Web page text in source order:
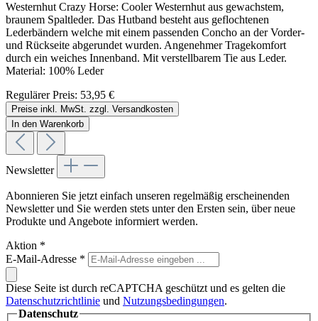
Westernhut Crazy Horse: Cooler Westernhut aus gewachstem,
braunem Spaltleder. Das Hutband besteht aus geflochtenen
Lederbändern welche mit einem passenden Concho an der Vorder-
und Rückseite abgerundet wurden. Angenehmer Tragekomfort
durch ein weiches Innenband. Mit verstellbarem Tie aus Leder.
Material: 100% Leder
Regulärer Preis: 53,95 €
Preise inkl. MwSt. zzgl. Versandkosten
In den Warenkorb
Newsletter
Abonnieren Sie jetzt einfach unseren regelmäßig erscheinenden
Newsletter und Sie werden stets unter den Ersten sein, über neue
Produkte und Angebote informiert werden.
Aktion *
E-Mail-Adresse *
Diese Seite ist durch reCAPTCHA geschützt und es gelten die
Datenschutzrichtlinie und Nutzungsbedingungen.
Datenschutz